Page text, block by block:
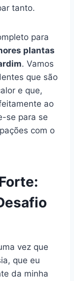
tanto.
para
plantas
. Vamos
que são
e que,
ao
se para se
com o
vez que
que eu
da minha